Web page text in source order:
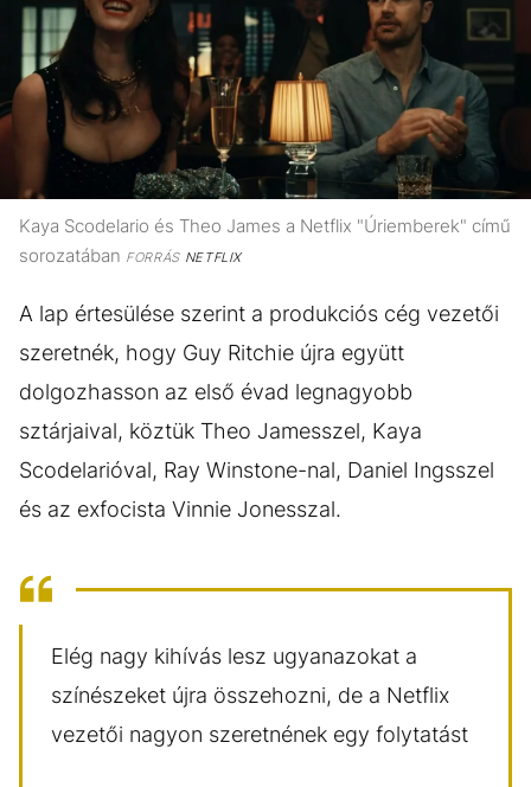
Kaya Scodelario és Theo James a Netflix "Úriemberek" című
sorozatában FORRÁSNETFLIX
A lap értesülése szerint a produkciós cég vezetői
szeretnék, hogy Guy Ritchie újra együtt
dolgozhasson az első évad legnagyobb
sztárjaival, köztük Theo Jamesszel, Kaya
Scodelarióval, Ray Winstone-nal, Daniel Ingsszel
és az exfocista Vinnie Jonesszal.
Elég nagy kihívás lesz ugyanazokat a
színészeket újra összehozni, de a Netflix
vezetői nagyon szeretnének egy folytatást